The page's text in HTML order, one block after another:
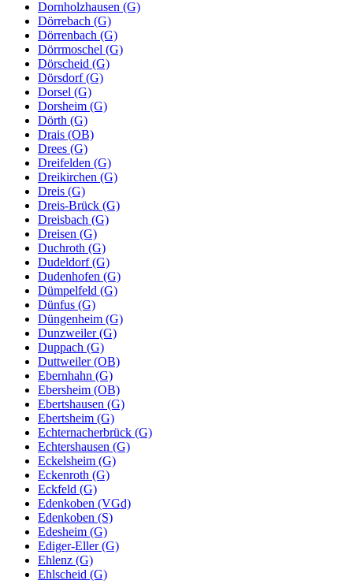
Dornholzhausen (G)
Dörrebach (G)
Dörrenbach (G)
Dörrmoschel (G)
Dörscheid (G)
Dörsdorf (G)
Dorsel (G)
Dorsheim (G)
Dörth (G)
Drais (OB)
Drees (G)
Dreifelden (G)
Dreikirchen (G)
Dreis (G)
Dreis-Brück (G)
Dreisbach (G)
Dreisen (G)
Duchroth (G)
Dudeldorf (G)
Dudenhofen (G)
Dümpelfeld (G)
Dünfus (G)
Düngenheim (G)
Dunzweiler (G)
Duppach (G)
Duttweiler (OB)
Ebernhahn (G)
Ebersheim (OB)
Ebertshausen (G)
Ebertsheim (G)
Echternacherbrück (G)
Echtershausen (G)
Eckelsheim (G)
Eckenroth (G)
Eckfeld (G)
Edenkoben (VGd)
Edenkoben (S)
Edesheim (G)
Ediger-Eller (G)
Ehlenz (G)
Ehlscheid (G)